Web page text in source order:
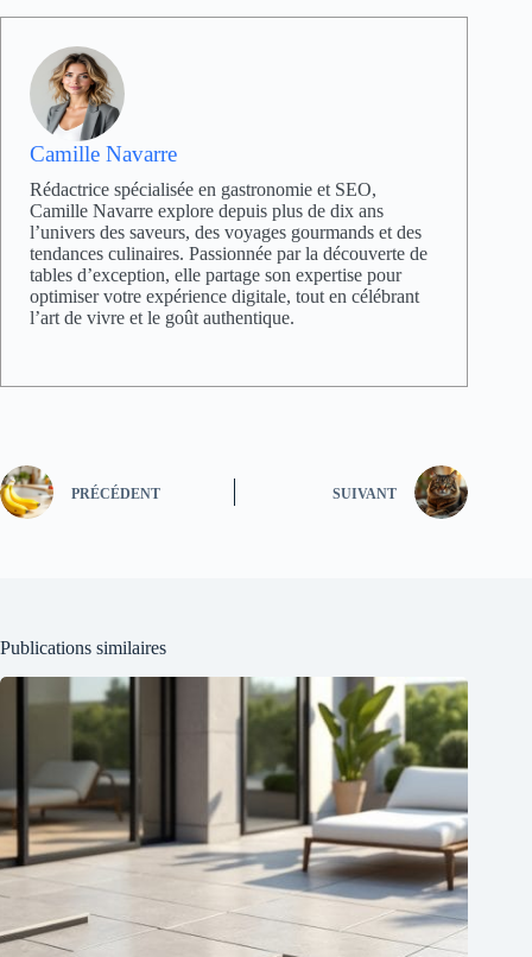
Camille Navarre
Rédactrice spécialisée en gastronomie et SEO,
Camille Navarre explore depuis plus de dix ans
l’univers des saveurs, des voyages gourmands et des
tendances culinaires. Passionnée par la découverte de
tables d’exception, elle partage son expertise pour
optimiser votre expérience digitale, tout en célébrant
l’art de vivre et le goût authentique.
PRÉCÉDENT SUIVANT
Publications similaires